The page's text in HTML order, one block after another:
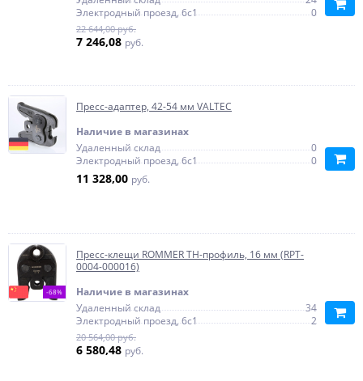
Электродный проезд, 6с1
0
22 644,00 руб.
7 246,08 руб.
Пресс-адаптер, 42-54 мм VALTEC
Наличие в магазинах
Удаленный склад
0
Электродный проезд, 6с1
0
11 328,00 руб.
-68%
Пресс-клещи ROMMER TH-профиль, 16 мм (RPT-
0004-000016)
Наличие в магазинах
Удаленный склад
34
Электродный проезд, 6с1
2
20 564,00 руб.
6 580,48 руб.